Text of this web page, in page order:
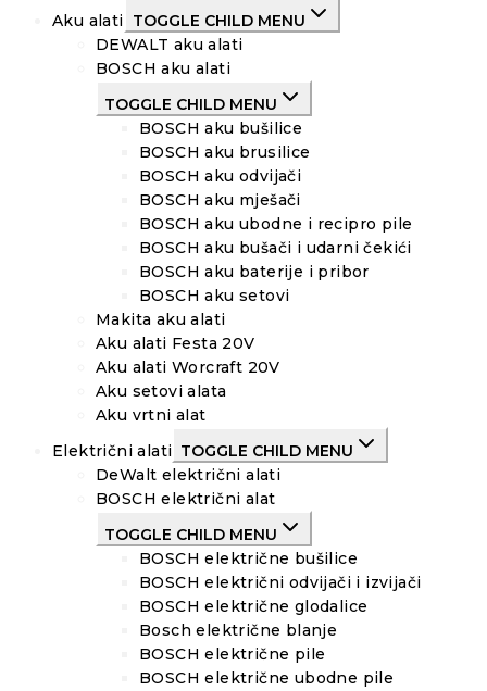
Aku alati TOGGLE CHILD MENU
DEWALT aku alati
BOSCH aku alati
TOGGLE CHILD MENU
BOSCH aku bušilice
BOSCH aku brusilice
BOSCH aku odvijači
BOSCH aku mješači
BOSCH aku ubodne i recipro pile
BOSCH aku bušači i udarni čekići
BOSCH aku baterije i pribor
BOSCH aku setovi
Makita aku alati
Aku alati Festa 20V
Aku alati Worcraft 20V
Aku setovi alata
Aku vrtni alat
Električni alati TOGGLE CHILD MENU
DeWalt električni alati
BOSCH električni alat
TOGGLE CHILD MENU
BOSCH električne bušilice
BOSCH električni odvijači i izvijači
BOSCH električne glodalice
Bosch električne blanje
BOSCH električne pile
BOSCH električne ubodne pile